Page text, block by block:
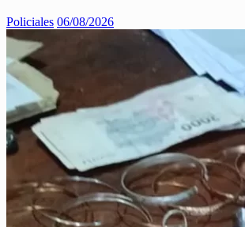
Policiales 06/08/2026